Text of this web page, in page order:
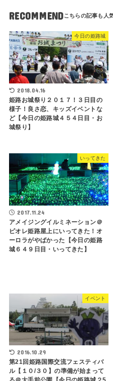
RECOMMEND
今日の姫路城
2018.04.16
姫路お城祭り２０１７！３日目の
様子！良さ恋、キッズイベントな
ど【今日の姫路城４５４日目・お
城祭り】
いってきた
2017.11.24
アメイジングイルミネーション＠
ピオレ姫路屋上にいってきた！オ
ーロラがやばかった【今日の姫路
城６４９日目・いってきた】
イベント
2016.10.29
第21回姫路国際交流フェスティバ
ル【１０/３０】の準備が始まって